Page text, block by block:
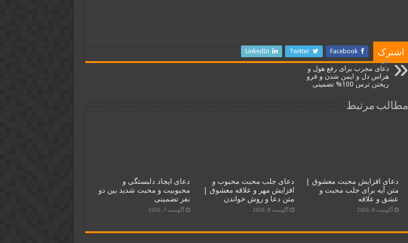
اشترک Facebook
Twitter
LinkedIn
قبل
دعای مجرب برای رفع هول و
هراس دل و ایمن شدن و فرو
ریختن ترس 100% تضمینی
مطالب مرتبط
دعای افزایش محبت معشوق |
متن آیه برای جلب محبت و
عشق و علاقه
آگوست 8, 2026
دعای جلب محبت محبوب و
افزایش مهر و علاقه معشوق |
متن دعا و روش خواندن
آگوست 8, 2026
دعای ایجاد دلبستگی و
محبوبیت و محبت شدید بین دو
نفر تضمینی
آگوست 7, 2026